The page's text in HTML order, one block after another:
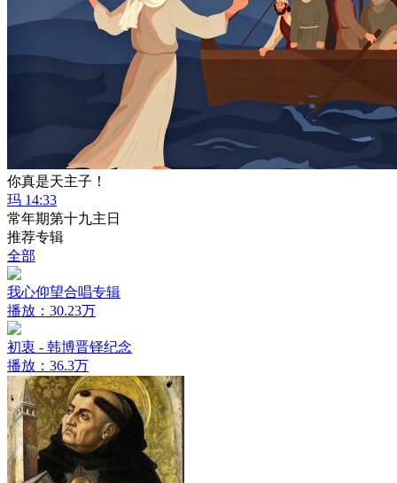
你真是天主子！
玛 14:33
常年期第十九主日
推荐专辑
全部
我心仰望合唱专辑
播放：30.23万
初衷 - 韩博晋铎纪念
播放：36.3万